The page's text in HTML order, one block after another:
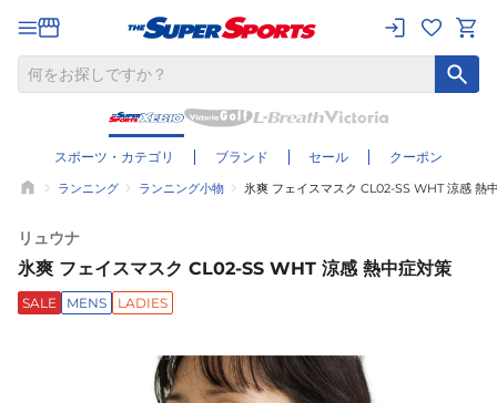
スポーツ・カテゴリ ブランド セール クーポン
ランニング ランニング小物 氷爽 フェイスマスク CL02-SS WHT 涼感 熱
リュウナ
氷爽 フェイスマスク CL02-SS WHT 涼感 熱中症対策
SALE MENS LADIES